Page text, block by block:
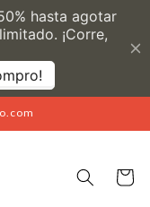
Carrito